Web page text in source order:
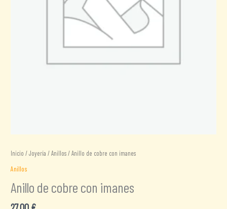
Inicio /Joyería /Anillos/ Anillo de cobre con imanes
Anillos
Anillo de cobre con imanes